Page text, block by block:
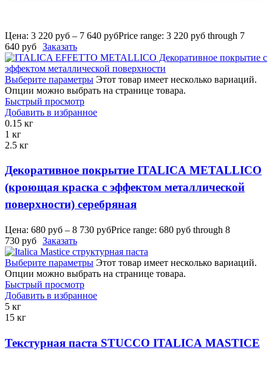
Цена: 3 220 руб – 7 640 рубPrice range: 3 220 руб through 7
640 руб Заказать
Выберите параметры Этот товар имеет несколько вариаций.
Опции можно выбрать на странице товара.
Быстрый просмотр
Добавить в избранное
0.15 кг
1 кг
2.5 кг
Декоративное покрытие ITALICA METALLICO
(кроющая краска с эффектом металлической
поверхности) серебряная
Цена: 680 руб – 8 730 рубPrice range: 680 руб through 8
730 руб Заказать
Выберите параметры Этот товар имеет несколько вариаций.
Опции можно выбрать на странице товара.
Быстрый просмотр
Добавить в избранное
5 кг
15 кг
Текстурная паста STUCCO ITALICA MASTICE